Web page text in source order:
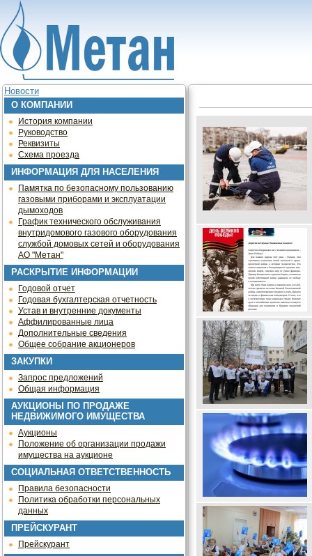
Jump to navigation
Новости
О КОМПАНИИ
История компании
Руководство
Реквизиты
Схема проезда
ИНФОРМАЦИЯ ДЛЯ НАСЕЛЕНИЯ
Памятка по безопасному пользованию
газовыми приборами и эксплуатации
дымоходов
График технического обслуживания
внутридомового газового оборудования
службой домовых сетей и оборудования
АО "Метан"
РАСКРЫТИЕ ИНФОРМАЦИИ
Годовой отчет
Годовая бухгалтерская отчетность
Устав и внутренние документы
Аффилированные лица
Дополнительные сведения
Общее собрание акционеров
ЗАКУПКИ
Запрос предложений
Общая информация
АУКЦИОНЫ ПО ПРОДАЖЕ
НЕДВИЖИМОГО ИМУЩЕСТВА
Аукционы
Положение об организации продажи
имущества на аукционе
СОЦИАЛЬНАЯ ОТВЕТСТВЕННОСТЬ
Правила безопасности
Политика обработки персональных
данных
ПРЕЙСКУРАНТ
Прейскурант